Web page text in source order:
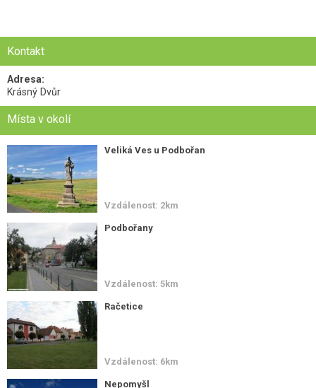
Kontakt
Adresa:
Krásný Dvůr
Místa v okolí
Veliká Ves u Podbořan
Vzdálenost: 2km
Podbořany
Vzdálenost: 5km
Račetice
Vzdálenost: 6km
Nepomyšl